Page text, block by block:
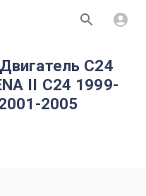
C24
II C24 1999-
2005